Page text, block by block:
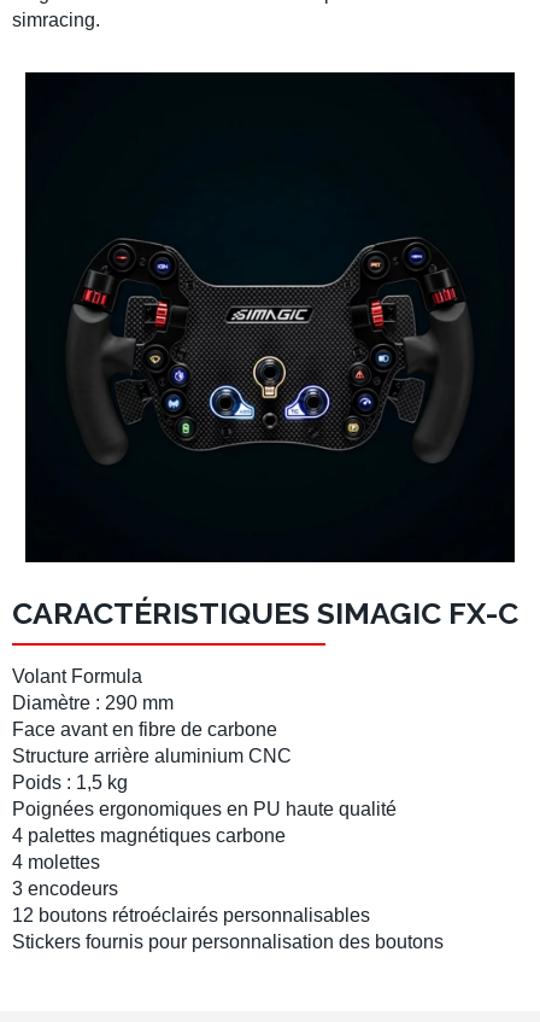
simracing.
CARACTÉRISTIQUES SIMAGIC FX-C
Volant Formula
Diamètre : 290 mm
Face avant en fibre de carbone
Structure arrière aluminium CNC
Poids : 1,5 kg
Poignées ergonomiques en PU haute qualité
4 palettes magnétiques carbone
4 molettes
3 encodeurs
12 boutons rétroéclairés personnalisables
Stickers fournis pour personnalisation des boutons